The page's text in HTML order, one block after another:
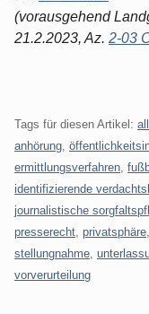
(vorausgehend
21.2.2023, Az. 2-03
Tags für diesen Artikel:
anhörung
ermittlungsverfahren
identifizierende
journalistische
presserecht privatsphäre
stellungnahme
vorverurteilung